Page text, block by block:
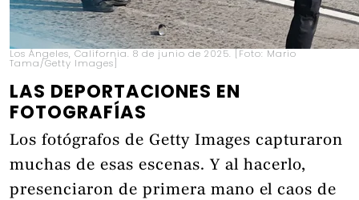
Los Ángeles, California. 8 de junio de 2025. [Foto: Mario
Tama/Getty Images]
LAS DEPORTACIONES EN
FOTOGRAFÍAS
Los fotógrafos de Getty Images capturaron
muchas de esas escenas. Y al hacerlo,
presenciaron de primera mano el caos de